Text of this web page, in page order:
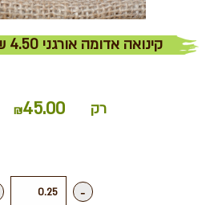
קינואה אדומה אורגני 4.50 שח ל- 100 גרם
רק ₪45.00
-